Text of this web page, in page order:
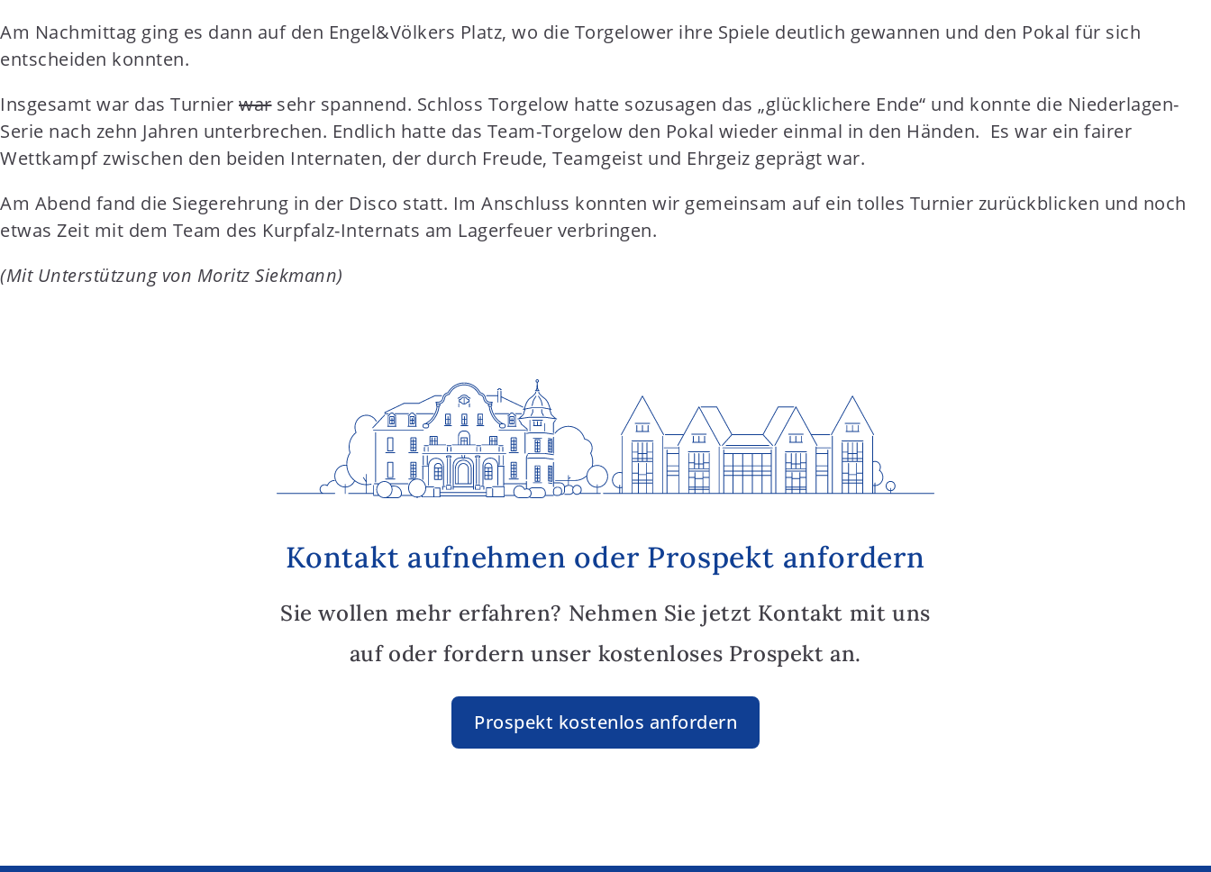
Am Nachmittag ging es dann auf den Engel&Völkers Platz, wo die Torgelower ihre Spiele deutlich gewannen und den Pokal für sich
entscheiden konnten.
Insgesamt war das Turnier warsehr spannend. Schloss Torgelow hatte sozusagen das „glücklichere Ende“ und konnte die Niederlagen-
Serie nach zehn Jahren unterbrechen. Endlich hatte das Team-Torgelow den Pokal wieder einmal in den Händen. Es war ein fairer
Wettkampf zwischen den beiden Internaten, der durch Freude, Teamgeist und Ehrgeiz geprägt war.
Am Abend fand die Siegerehrung in der Disco statt. Im Anschluss konnten wir gemeinsam auf ein tolles Turnier zurückblicken und noch
etwas Zeit mit dem Team des Kurpfalz-Internats am Lagerfeuer verbringen.
(Mit Unterstützung von Moritz Siekmann)
Kontakt aufnehmen oder Prospekt anfordern
Sie wollen mehr erfahren? Nehmen Sie jetzt Kontakt mit uns
auf oder fordern unser kostenloses Prospekt an.
Prospekt kostenlos anfordern